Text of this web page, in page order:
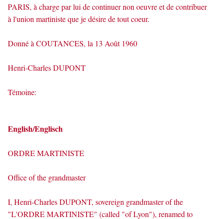
PARIS, à charge par lui de continuer non oeuvre et de contribuer
à l'union martiniste que je désire de tout coeur.
Donné à COUTANCES, la 13 Août 1960
Henri-Charles DUPONT
Témoine:
English/Englisch
ORDRE MARTINISTE
Office of the grandmaster
I, Henri-Charles DUPONT, sovereign grandmaster of the
"L'ORDRE MARTINISTE" (called "of Lyon"), renamed to